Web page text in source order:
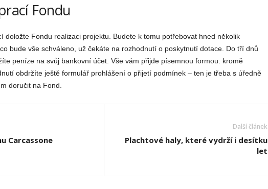
Fondu
doložte Fondu realizaci projektu. Budete k tomu potřebovat hned několik
bude vše schváleno, už čekáte na rozhodnutí o poskytnutí dotace. Do tří dnů
peníze na svůj bankovní účet. Vše vám přijde písemnou formou: kromě
obdržíte ještě formulář prohlášení o přijetí podmínek – ten je třeba s úředně
doručit na Fond.
Carcassone
Další článek
Plachtové haly, které vydrží i desítku
let